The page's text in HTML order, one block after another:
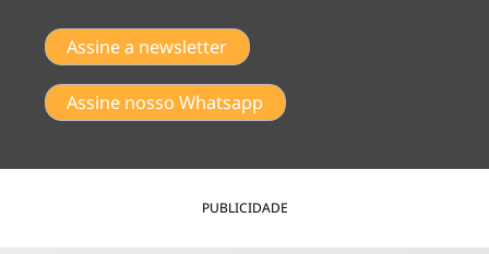
Assine a newsletter
Assine nosso Whatsapp
PUBLICIDADE